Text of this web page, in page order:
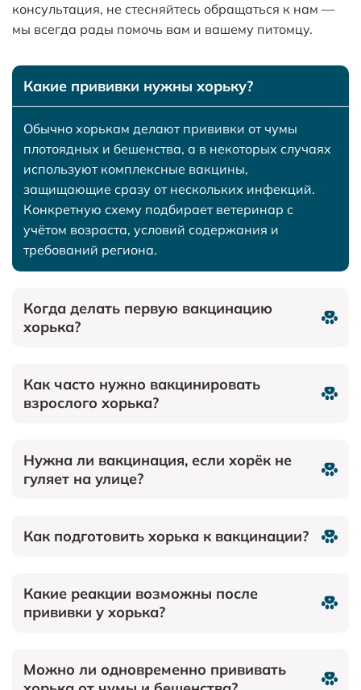
консультация, не стесняйтесь обращаться к нам —
мы всегда рады помочь вам и вашему питомцу.
Какие прививки нужны хорьку?
Обычно хорькам делают прививки от чумы
плотоядных и бешенства, а в некоторых случаях
используют комплексные вакцины,
защищающие сразу от нескольких инфекций.
Конкретную схему подбирает ветеринар с
учётом возраста, условий содержания и
требований региона.
Когда делать первую вакцинацию
хорька?
Как часто нужно вакцинировать
взрослого хорька?
Нужна ли вакцинация, если хорёк не
гуляет на улице?
Как подготовить хорька к вакцинации?
Какие реакции возможны после
прививки у хорька?
Можно ли одновременно прививать